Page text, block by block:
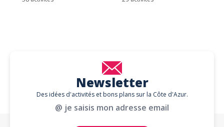
Newsletter
Des idées d'activités et bons plans sur la Côte d'Azur.
@ je saisis mon adresse email